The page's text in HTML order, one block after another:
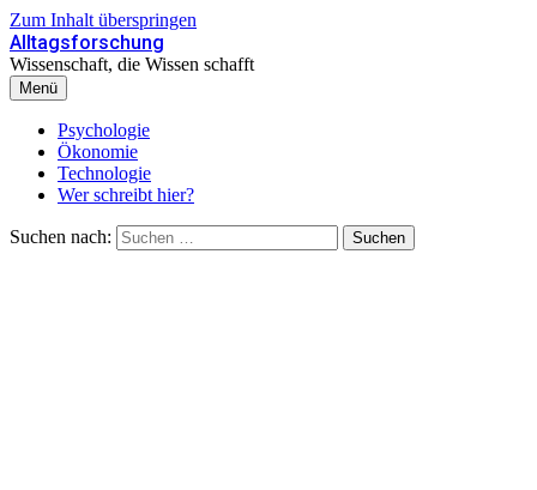
Zum Inhalt überspringen
Alltagsforschung
Wissenschaft, die Wissen schafft
Menü
Psychologie
Ökonomie
Technologie
Wer schreibt hier?
Suchen nach: